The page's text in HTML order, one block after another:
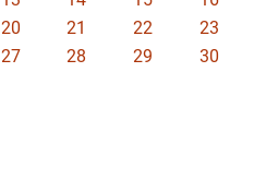
20 21 22
23
27 28 29
30